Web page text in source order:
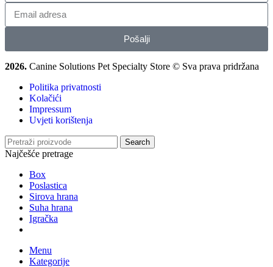
Pošalji
2026. Canine Solutions Pet Specialty Store © Sva prava pridržana
Politika privatnosti
Kolačići
Impressum
Uvjeti korištenja
Search
Najčešće pretrage
Box
Poslastica
Sirova hrana
Suha hrana
Igračka
Menu
Kategorije